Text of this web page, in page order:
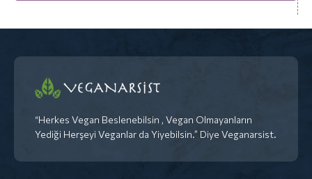
“Herkes Vegan Beslenebilsin , Vegan Olmayanların
Yediği Herşeyi Veganlar da Yiyebilsin.” Diye Veganarsist.